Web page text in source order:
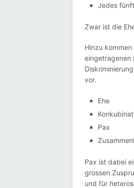
Jedes
Zwar ist die
Hinzu
eingetragenen
vor.
Ehe
Konkubinat
Pax
Pax ist dabei
grossen
und für